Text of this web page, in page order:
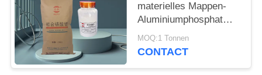
materielles Mappen-
Aluminiumphosphat
Cas 7784-30-7
MOQ:1 Tonnen
CONTACT